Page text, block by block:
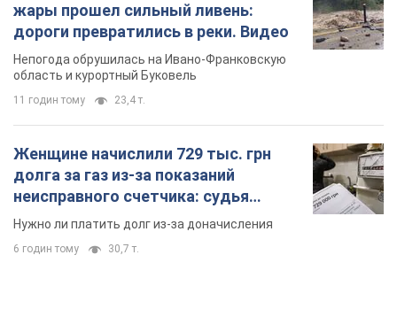
жары прошел сильный ливень:
дороги превратились в реки. Видео
Непогода обрушилась на Ивано-Франковскую
область и курортный Буковель
11 годин тому 23,4 т.
Женщине начислили 729 тыс. грн
долга за газ из-за показаний
неисправного счетчика: судья
вынес неожиданное решение
Нужно ли платить долг из-за доначисления
6 годин тому 30,7 т.